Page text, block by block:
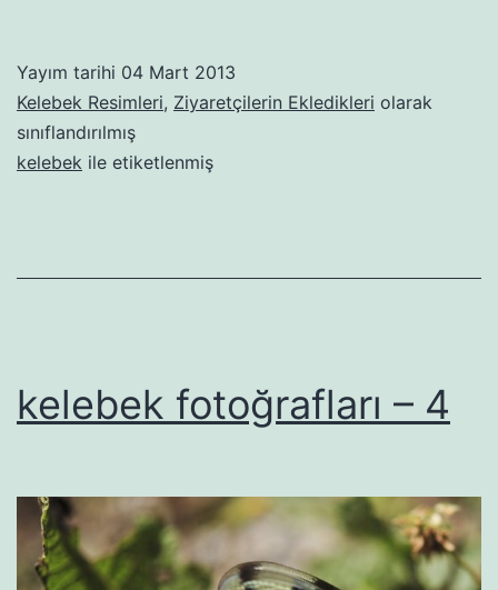
Yayım tarihi 04 Mart 2013
Kelebek Resimleri, Ziyaretçilerin Ekledikleri olarak
sınıflandırılmış
kelebek ile etiketlenmiş
kelebek fotoğrafları – 4